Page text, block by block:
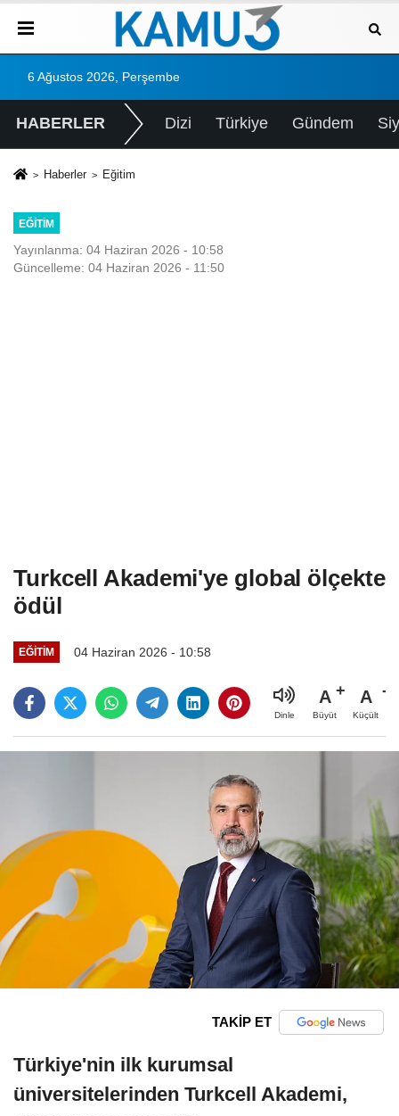
6 Ağustos 2026, Perşembe
HABERLER Dizi Türkiye Gündem
Haberler Eğitim
EĞITIM
Yayınlanma: 04 Haziran 2026 - 10:58
Güncelleme: 04 Haziran 2026 - 11:50
Turkcell Akademi'ye global ölçekte
ödül
EĞITIM 04 Haziran 2026 - 10:58
Dinle
A
Büyüt
A
Küçült
TAKİP ET
Türkiye'nin ilk kurumsal
üniversitelerinden Turkcell Akademi,